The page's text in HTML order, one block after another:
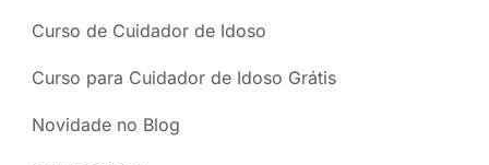
Curso de Cuidador de Idoso
Curso para Cuidador de Idoso Grátis
Novidade no Blog